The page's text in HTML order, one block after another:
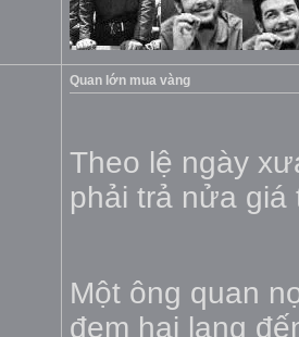
Quan lớn mua vàng
Theo lệ ngày
phải trả nửa giá
Một ông quan
đem hai lạng